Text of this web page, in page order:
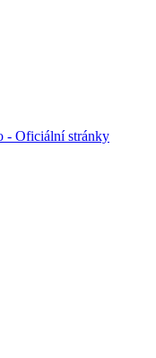
- Oficiální stránky